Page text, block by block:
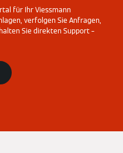
für Ihr Viessmann
verfolgen Sie Anfragen,
Sie direkten Support –